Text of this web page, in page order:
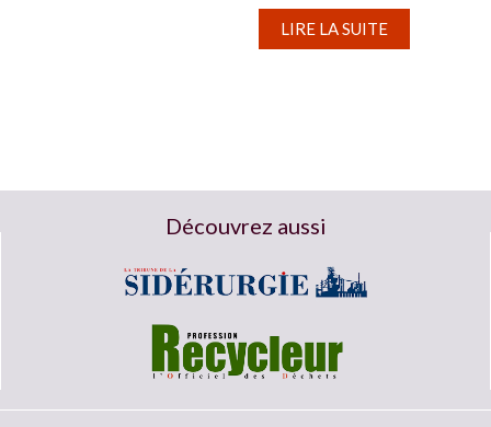
LIRE LA SUITE
Découvrez aussi